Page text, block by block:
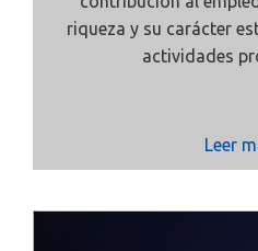
riqueza y su carácter
actividades
Leer